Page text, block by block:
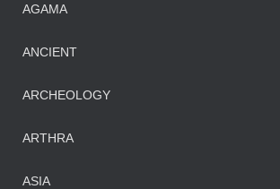
AGAMA
ANCIENT
ARCHEOLOGY
ARTHRA
ASIA